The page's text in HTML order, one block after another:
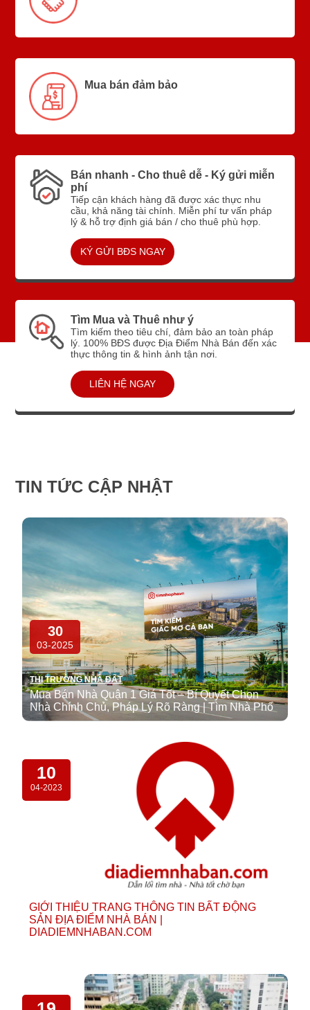
Mua bán đảm bảo
Bán nhanh - Cho thuê dễ - Ký gửi miễn
phí
Tiếp cận khách hàng đã được xác thực nhu
cầu, khả năng tài chính. Miễn phí tư vấn pháp
lý & hỗ trợ định giá bán / cho thuê phù hợp.
KÝ GỬI BĐS NGAY
Tìm Mua và Thuê như ý
Tìm kiếm theo tiêu chí, đảm bảo an toàn pháp
lý. 100% BĐS được Địa Điểm Nhà Bán đến xác
thực thông tin & hình ảnh tận nơi.
LIÊN HỆ NGAY
TIN TỨC CẬP NHẬT
THỊ TRƯỜNG NHÀ ĐẤT
Mua Bán Nhà Quận 1 Giá Tốt – Bí Quyết Chọn
Nhà Chính Chủ, Pháp Lý Rõ Ràng | Tìm Nhà Phố
30
03-2025
GIỚI THIỆU TRANG THÔNG TIN BẤT ĐỘNG
SẢN ĐỊA ĐIỂM NHÀ BÁN |
DIADIEMNHABAN.COM
10
04-2023